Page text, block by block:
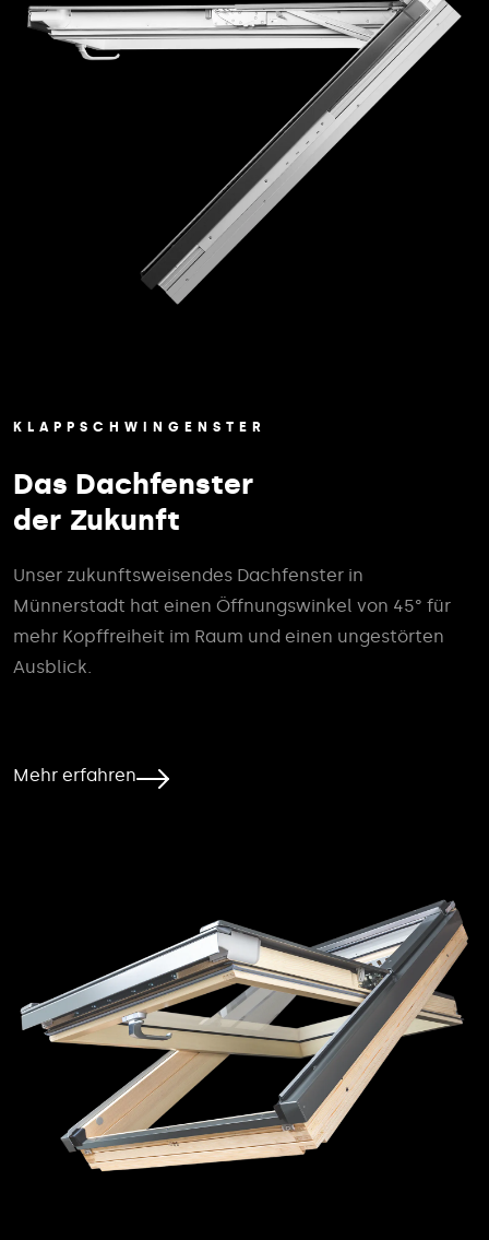
KLAPPSCHWINGENSTER
Das Dachfenster
der Zukunft
Unser zukunftsweisendes Dachfenster in
Münnerstadt hat einen Öffnungswinkel von 45° für
mehr Kopffreiheit im Raum und einen ungestörten
Ausblick.
Mehr erfahren